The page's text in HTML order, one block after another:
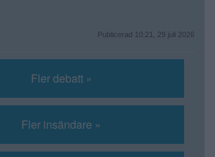
Publicerad 10:21, 29 juli 2026
Fler debatt »
Fler insändare »